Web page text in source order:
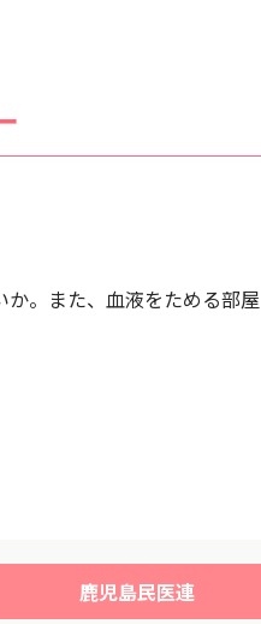
。また、血液をためる部
鹿児島民医連